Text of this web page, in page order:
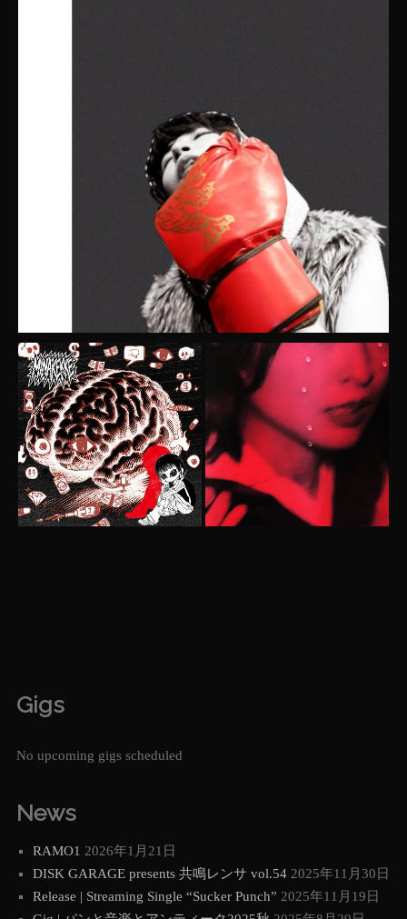
Gigs
No upcoming gigs scheduled
News
RAMO1 2026年1月21日
DISK GARAGE presents 共鳴レンサ vol.54 2025年11月30日
Release | Streaming Single “Sucker Punch” 2025年11月19日